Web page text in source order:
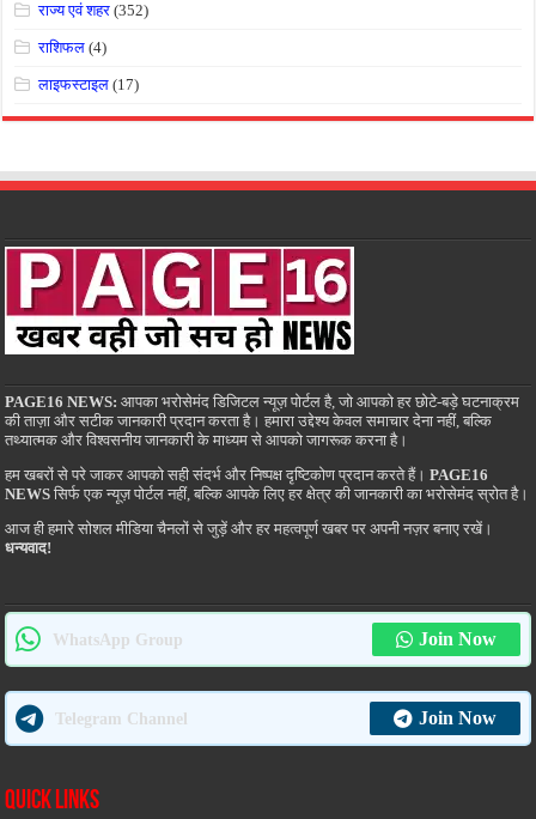
राज्य एवं शहर (352)
राशिफल (4)
लाइफस्टाइल (17)
PAGE16 NEWS: आपका भरोसेमंद डिजिटल न्यूज़ पोर्टल है, जो आपको हर छोटे-बड़े घटनाक्रम
की ताज़ा और सटीक जानकारी प्रदान करता है। हमारा उद्देश्य केवल समाचार देना नहीं, बल्कि
तथ्यात्मक और विश्वसनीय जानकारी के माध्यम से आपको जागरूक करना है।
हम खबरों से परे जाकर आपको सही संदर्भ और निष्पक्ष दृष्टिकोण प्रदान करते हैं।PAGE16
NEWS सिर्फ एक न्यूज़ पोर्टल नहीं, बल्कि आपके लिए हर क्षेत्र की जानकारी का भरोसेमंद स्रोत है।
आज ही हमारे सोशल मीडिया चैनलों से जुड़ें और हर महत्वपूर्ण खबर पर अपनी नज़र बनाए रखें।
धन्यवाद!
WhatsApp Group Join Now
Telegram Channel Join Now
Quick Links